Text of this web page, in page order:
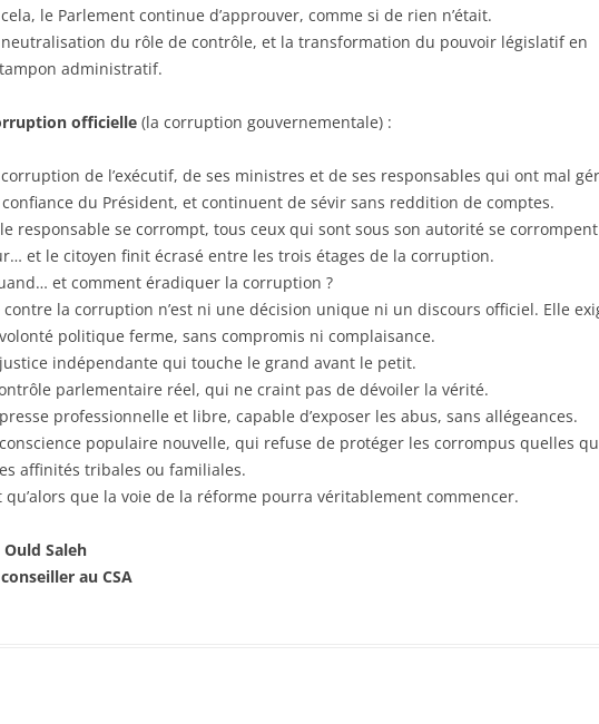
le Parlement continue d’approuver, comme si de rien n’était.
neutralisation du rôle de contrôle, et la transformation du pouvoir législatif en
administratif.
officielle (la corruption gouvernementale) :
corruption de l’exécutif, de ses ministres et de ses responsables qui ont mal
du Président, et continuent de sévir sans reddition de comptes.
responsable se corrompt, tous ceux qui sont sous son autorité se
et le citoyen finit écrasé entre les trois étages de la corruption.
et comment éradiquer la corruption ?
contre la corruption n’est ni une décision unique ni un discours officiel. Elle
politique ferme, sans compromis ni complaisance.
indépendante qui touche le grand avant le petit.
parlementaire réel, qui ne craint pas de dévoiler la vérité.
professionnelle et libre, capable d’exposer les abus, sans allégeances.
populaire nouvelle, qui refuse de protéger les corrompus quelles
affinités tribales ou familiales.
qu’alors que la voie de la réforme pourra véritablement commencer.
Saleh
au CSA